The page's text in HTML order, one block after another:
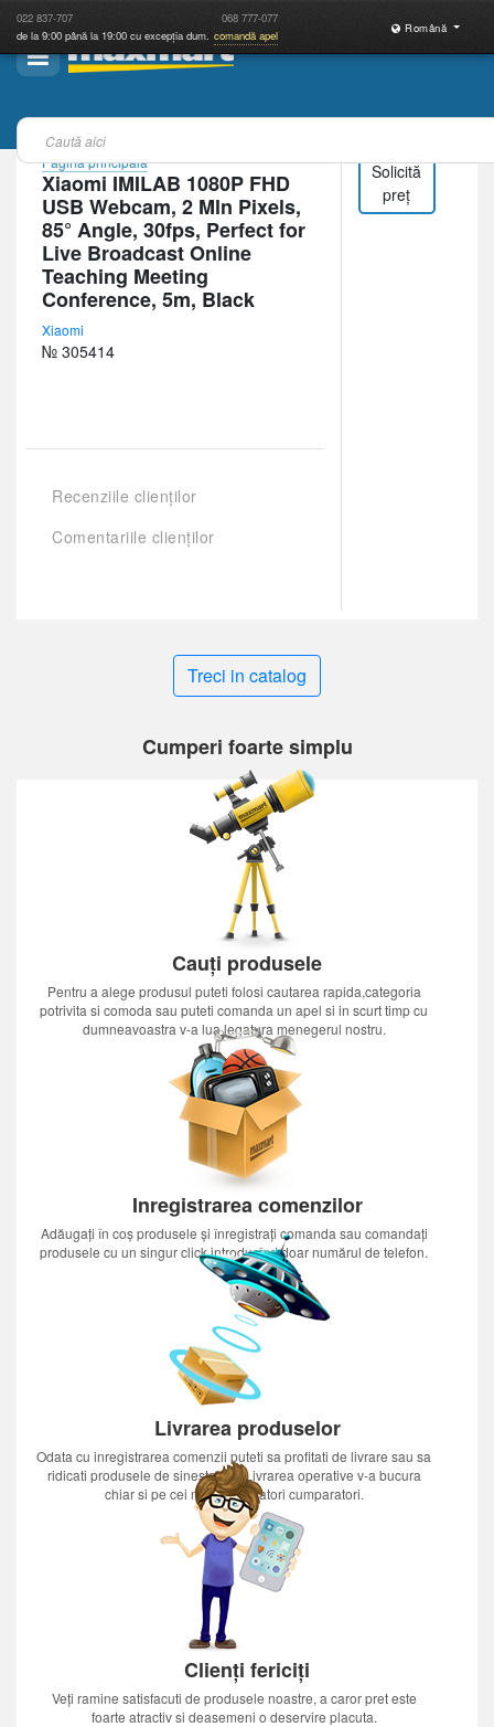
022 837-707 068 777-077
de la 9:00 până la 19:00 cu excepția dum. comandă apel
Română
Pagina principală
Xiaomi IMILAB 1080P FHD
USB Webcam, 2 Mln Pixels,
85° Angle, 30fps, Perfect for
Live Broadcast Online
Teaching Meeting
Conference, 5m, Black
Xiaomi
№ 305414
Recenziile clienților
Comentariile clienților
Solicită
preț
Treci in catalog
Cumperi foarte simplu
Cauți produsele
Pentru a alege produsul puteti folosi cautarea rapida,categoria
potrivita si comoda sau puteti comanda un apel si in scurt timp cu
dumneavoastra v-a lua legatura menegerul nostru.
Inregistrarea comenzilor
Adăugați în coș produsele și înregistrați comanda sau comandați
produsele cu un singur click introducînd doar numărul de telefon.
Livrarea produselor
Odata cu inregistrarea comenzii puteti sa profitati de livrare sau sa
ridicati produsele de sinestatator.Livrarea operative v-a bucura
chiar si pe cei mai nerabdatori cumparatori.
Clienți fericiți
Veți ramine satisfacuti de produsele noastre, a caror pret este
foarte atractiv si deasemeni o deservire placuta.